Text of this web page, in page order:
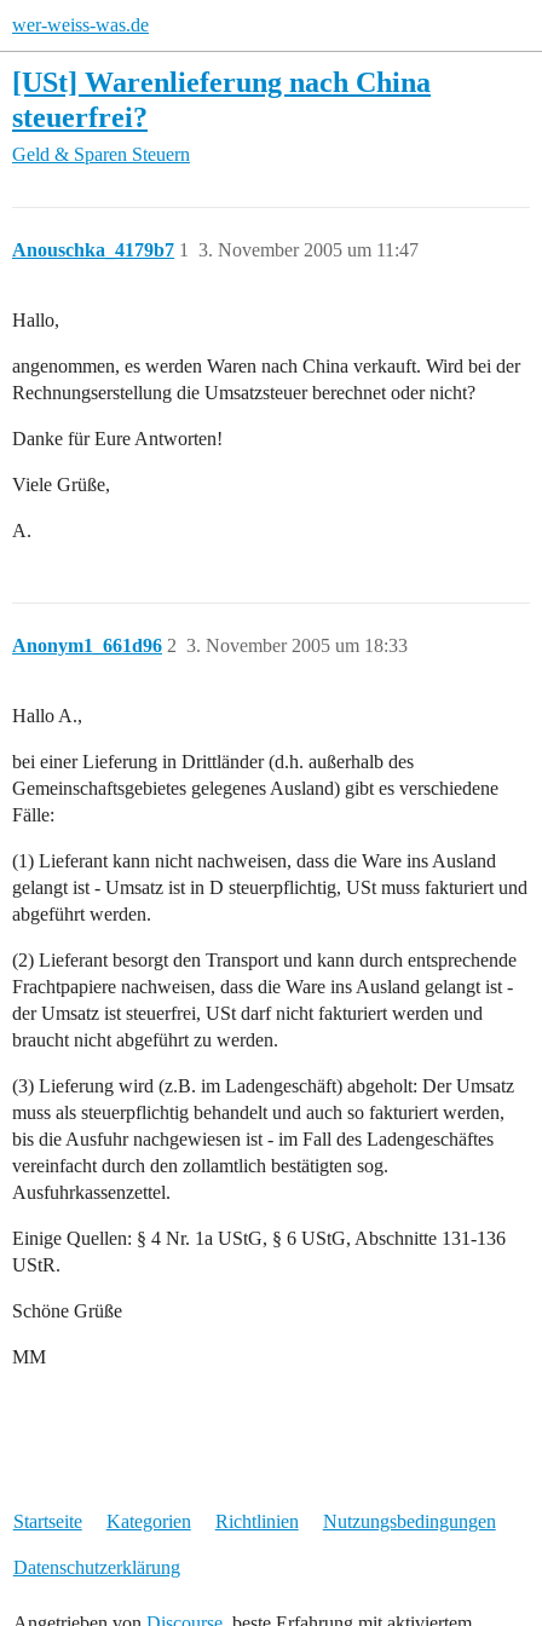
wer-weiss-was.de
[USt] Warenlieferung nach China
steuerfrei?
Geld & Sparen Steuern
Anouschka_4179b7 3. November 2005 um 11:47
1
Hallo,
angenommen, es werden Waren nach China verkauft. Wird bei der
Rechnungserstellung die Umsatzsteuer berechnet oder nicht?
Danke für Eure Antworten!
Viele Grüße,
A.
Anonym1_661d96 3. November 2005 um 18:33
2
Hallo A.,
bei einer Lieferung in Drittländer (d.h. außerhalb des
Gemeinschaftsgebietes gelegenes Ausland) gibt es verschiedene
Fälle:
(1) Lieferant kann nicht nachweisen, dass die Ware ins Ausland
gelangt ist - Umsatz ist in D steuerpflichtig, USt muss fakturiert und
abgeführt werden.
(2) Lieferant besorgt den Transport und kann durch entsprechende
Frachtpapiere nachweisen, dass die Ware ins Ausland gelangt ist -
der Umsatz ist steuerfrei, USt darf nicht fakturiert werden und
braucht nicht abgeführt zu werden.
(3) Lieferung wird (z.B. im Ladengeschäft) abgeholt: Der Umsatz
muss als steuerpflichtig behandelt und auch so fakturiert werden,
bis die Ausfuhr nachgewiesen ist - im Fall des Ladengeschäftes
vereinfacht durch den zollamtlich bestätigten sog.
Ausfuhrkassenzettel.
Einige Quellen: § 4 Nr. 1a UStG, § 6 UStG, Abschnitte 131-136
UStR.
Schöne Grüße
MM
Startseite Kategorien Richtlinien Nutzungsbedingungen
Datenschutzerklärung